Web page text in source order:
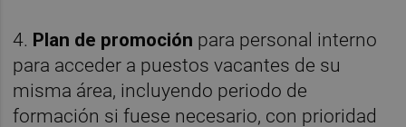
4. Plan de promoción para personal interno
para acceder a puestos vacantes de su
misma área, incluyendo periodo de
formación si fuese necesario, con prioridad